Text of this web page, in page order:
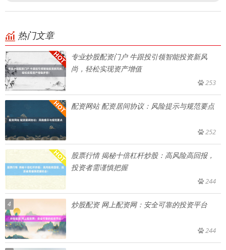
热门文章
专业炒股配资门户 牛跟投引领智能投资新风
尚，轻松实现资产增值
253
配资网站 配资居间协议：风险提示与规范要点
252
股票行情 揭秘十倍杠杆炒股：高风险高回报，
投资者需谨慎把握
244
4 炒股配资 网上配资网：安全可靠的投资平台
244